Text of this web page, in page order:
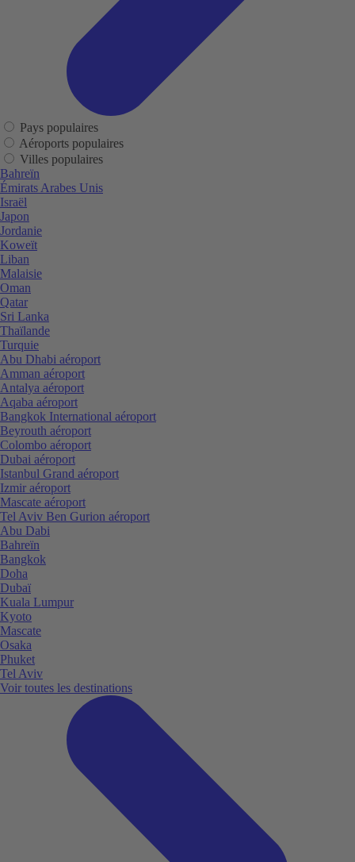
Pays populaires
Aéroports populaires
Villes populaires
Bahreïn
Émirats Arabes Unis
Israël
Japon
Jordanie
Koweït
Liban
Malaisie
Oman
Qatar
Sri Lanka
Thaïlande
Turquie
Abu Dhabi aéroport
Amman aéroport
Antalya aéroport
Aqaba aéroport
Bangkok International aéroport
Beyrouth aéroport
Colombo aéroport
Dubai aéroport
Istanbul Grand aéroport
Izmir aéroport
Mascate aéroport
Tel Aviv Ben Gurion aéroport
Abu Dabi
Bahreïn
Bangkok
Doha
Dubaï
Kuala Lumpur
Kyoto
Mascate
Osaka
Phuket
Tel Aviv
Voir toutes les destinations